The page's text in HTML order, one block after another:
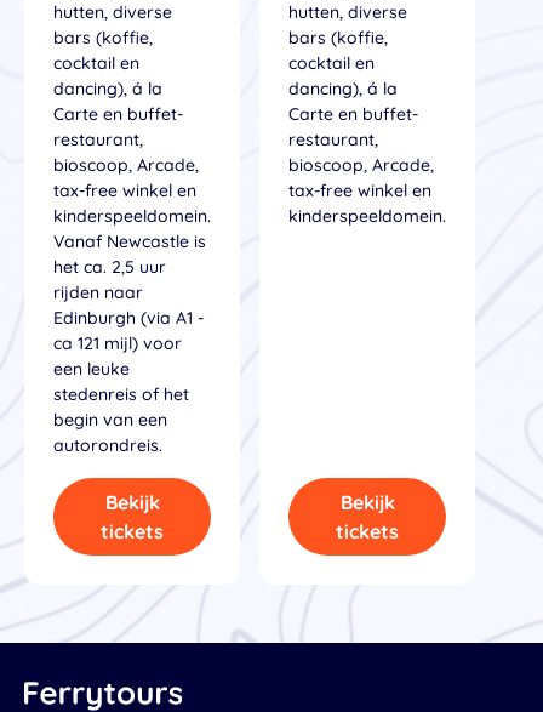
hutten, diverse
bars (koffie,
cocktail en
dancing), á la
Carte en buffet-
restaurant,
bioscoop, Arcade,
tax-free winkel en
kinderspeeldomein.
Vanaf Newcastle is
het ca. 2,5 uur
rijden naar
Edinburgh (via A1 -
ca 121 mijl) voor
een leuke
stedenreis of het
begin van een
autorondreis.
Bekijk
tickets
hutten, diverse
bars (koffie,
cocktail en
dancing), á la
Carte en buffet-
restaurant,
bioscoop, Arcade,
tax-free winkel en
kinderspeeldomein.
Bekijk
tickets